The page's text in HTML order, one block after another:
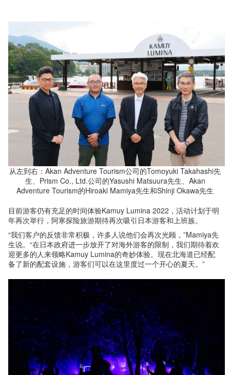
从左到右：Akan Adventure Tourism公司的Tomoyuki Takahashi先
生、Prism Co., Ltd.公司的Yasushi Matsuura先生、Akan
Adventure Tourism的Hiroaki Mamiya先生和Shinji Okawa先生
目前游客仍有充足的时间体验Kamuy Lumina 2022，活动计划于明
年再次举行，阿寒探险旅游期待再次吸引日本游客和上班族。
“我们客户的反馈非常积极，许多人说他们会再次光顾，”Mamiya先
生说。“在日本政府进一步放开了对海外游客的限制，我们期待着欢
迎更多的人来领略Kamuy Lumina的奇妙体验。现在北海道已经配
备了新的配套设施，游客们可以在这里度过一个开心的夏天。”